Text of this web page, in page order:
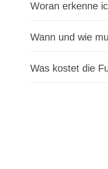
Woran erkenne
Wann und wie
Was kostet die